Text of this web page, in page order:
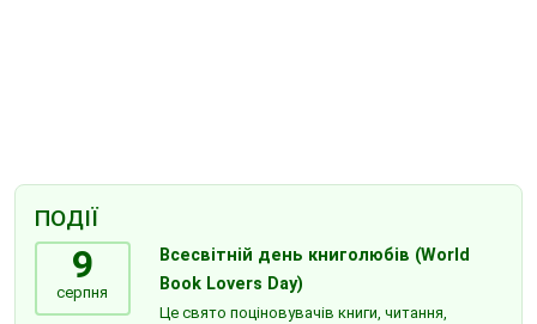
ПОДІЇ
9
серпня
Всесвітній день книголюбів (World
Book Lovers Day)
Це свято поціновувачів книги, читання,